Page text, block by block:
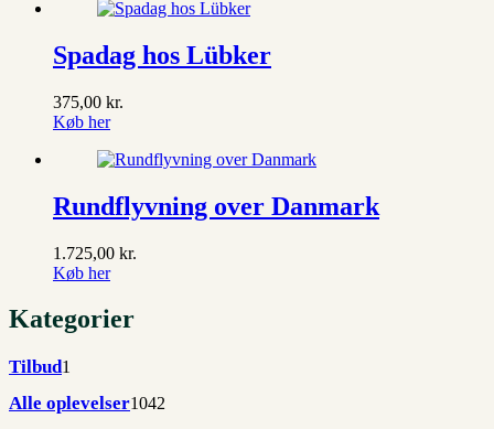
Spadag hos Lübker
375,00 kr.
Køb her
Rundflyvning over Danmark
1.725,00 kr.
Køb her
Kategorier
Tilbud1
Alle oplevelser1042